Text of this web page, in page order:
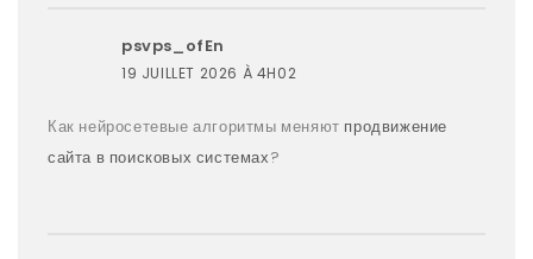
psvps_ofEn
19 JUILLET 2026 À 4H02
Как нейросетевые алгоритмы меняют продвижение
сайта в поисковых системах?